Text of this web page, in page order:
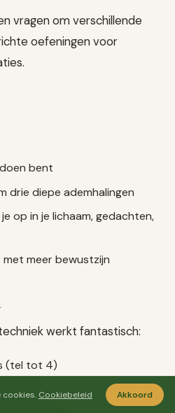
vragen om verschillende
oefeningen voor
bent
drie diepe ademhalingen
op in je lichaam, gedachten,
meer bewustzijn
werkt fantastisch:
(tel tot 4)
tot 7)
cookies. Cookiebeleid Akkoord